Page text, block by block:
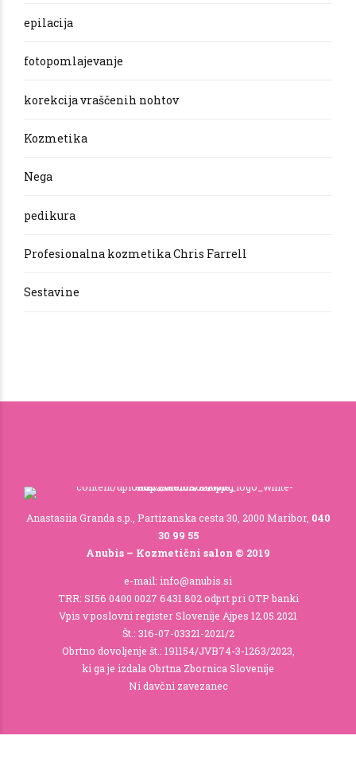
epilacija
fotopomlajevanje
korekcija vraščenih nohtov
Kozmetika
Nega
pedikura
Profesionalna kozmetika Chris Farrell
Sestavine
Anastasiia Granda s.p., Partizanska cesta 30, 2000 Maribor, 040
30 99 55
Anubis – Kozmetični salon © 2019
e-mail: info@anubis.si
TRR: SI56 0400 0027 6431 802 odprt pri OTP banki
Vpis v poslovni register Slovenije Ajpes 12.05.2021
Št.: 316-07-03321-2021/2
Obrtno dovoljenje št.: 191154/JVB74-3-1263/2023,
ki ga je izdala Obrtna Zbornica Slovenije
Ni davčni zavezanec